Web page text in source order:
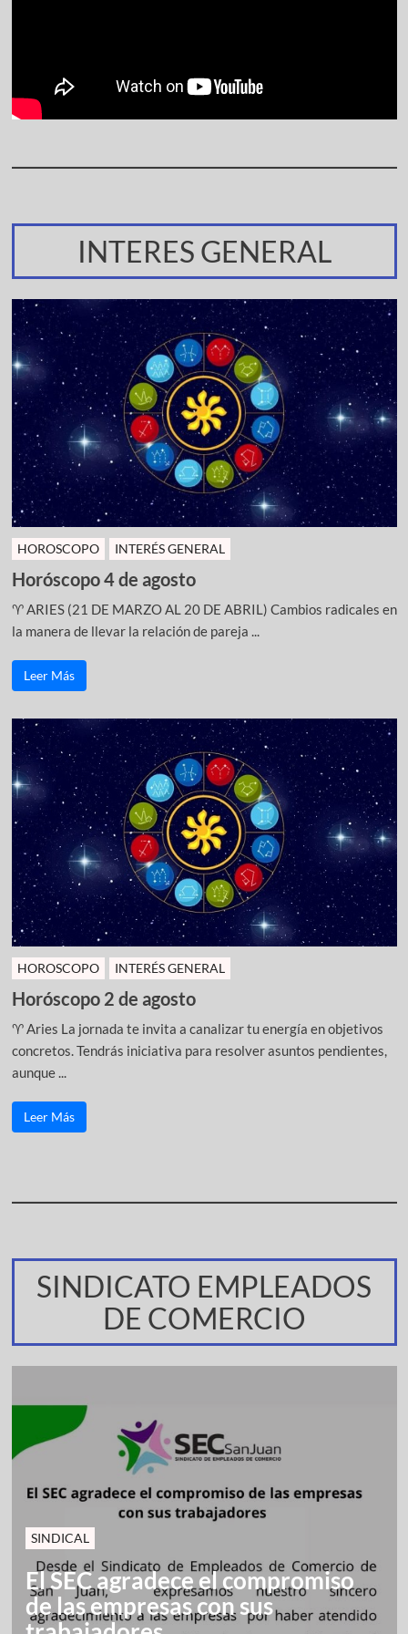
INTERES GENERAL
HOROSCOPO INTERÉS GENERAL
Horóscopo 4 de agosto
♈ ARIES (21 DE MARZO AL 20 DE ABRIL) Cambios radicales en
la manera de llevar la relación de pareja ...
Leer Más
HOROSCOPO INTERÉS GENERAL
Horóscopo 2 de agosto
♈ Aries La jornada te invita a canalizar tu energía en objetivos
concretos. Tendrás iniciativa para resolver asuntos pendientes,
aunque ...
Leer Más
SINDICATO EMPLEADOS
DE COMERCIO
SINDICAL
El SEC agradece el compromiso
de las empresas con sus